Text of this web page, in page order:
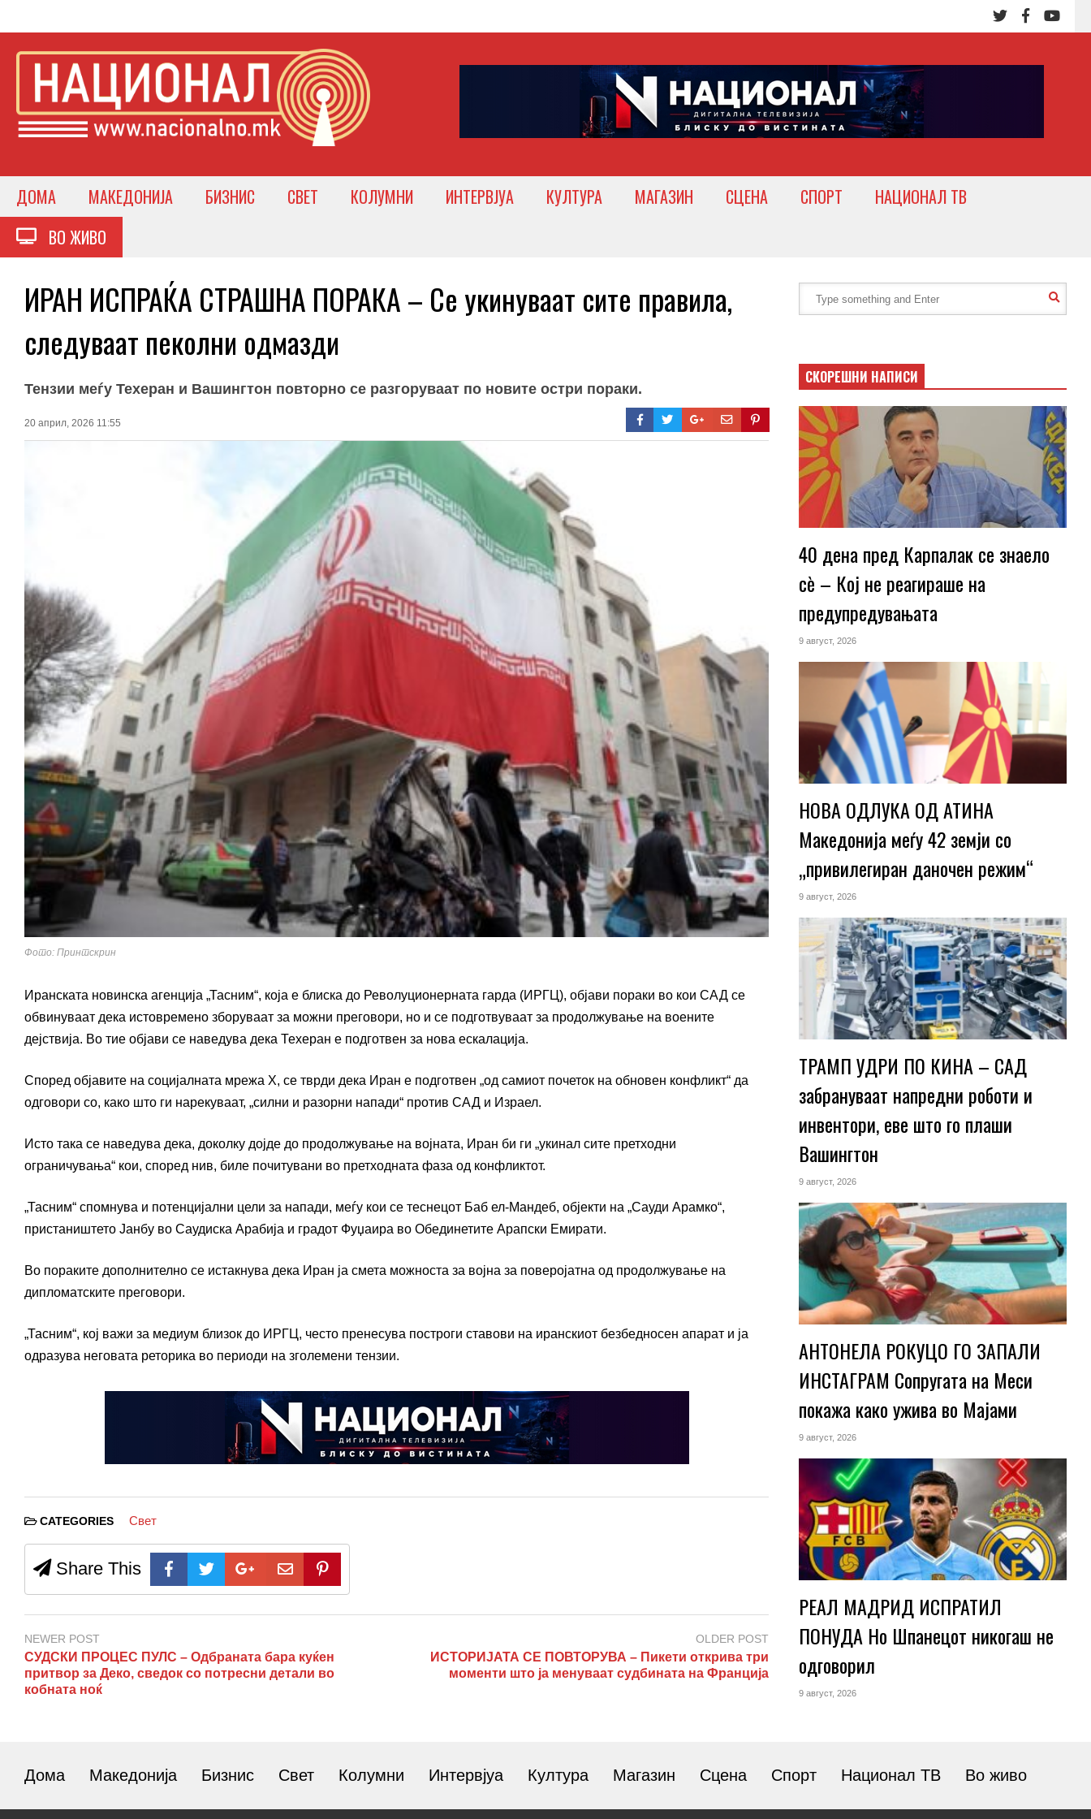
ДОМА МАКЕДОНИЈА БИЗНИС СВЕТ КОЛУМНИ ИНТЕРВЈУА КУЛТУРА МАГАЗИН СЦЕНА СПОРТ
НАЦИОНАЛ ТВ
ВО ЖИВО
ИРАН ИСПРАЌА СТРАШНА ПОРАКА – Се укинуваат сите правила,
следуваат пеколни одмазди
Тензии меѓу Техеран и Вашингтон повторно се разгоруваат по новите остри пораки.
20 април, 2026 11:55
Фото: Принтскрин
Иранската новинска агенција „Тасним“, која е блиска до Револуционерната гарда (ИРГЦ), објави пораки во кои САД се
обвинуваат дека истовремено зборуваат за можни преговори, но и се подготвуваат за продолжување на воените
дејствија. Во тие објави се наведува дека Техеран е подготвен за нова ескалација.
Според објавите на социјалната мрежа X, се тврди дека Иран е подготвен „од самиот почеток на обновен конфликт“ да
одговори со, како што ги нарекуваат, „силни и разорни напади“ против САД и Израел.
Исто така се наведува дека, доколку дојде до продолжување на војната, Иран би ги „укинал сите претходни
ограничувања“ кои, според нив, биле почитувани во претходната фаза од конфликтот.
„Тасним“ спомнува и потенцијални цели за напади, меѓу кои се теснецот Баб ел-Мандеб, објекти на „Сауди Арамко“,
пристаништето Јанбу во Саудиска Арабија и градот Фуџаира во Обединетите Арапски Емирати.
Во пораките дополнително се истакнува дека Иран ја смета можноста за војна за поверојатна од продолжување на
дипломатските преговори.
„Тасним“, кој важи за медиум близок до ИРГЦ, често пренесува построги ставови на иранскиот безбедносен апарат и ја
одразува неговата реторика во периоди на зголемени тензии.
CATEGORIES Свет
Share This
NEWER POST
СУДСКИ ПРОЦЕС ПУЛС – Одбраната бара куќен
притвор за Деко, сведок со потресни детали во
кобната ноќ
OLDER POST
ИСТОРИЈАТА СЕ ПОВТОРУВА – Пикети открива три
моменти што ја менуваат судбината на Франција
СКОРЕШНИ НАПИСИ
40 дена пред Карпалак се знаело
сѐ – Кој не реагираше на
предупредувањата
9 август, 2026
НОВА ОДЛУКА ОД АТИНА
Македонија меѓу 42 земји со
„привилегиран даночен режим“
9 август, 2026
ТРАМП УДРИ ПО КИНА – САД
забрануваат напредни роботи и
инвентори, еве што го плаши
Вашингтон
9 август, 2026
АНТОНЕЛА РОКУЦО ГО ЗАПАЛИ
ИНСТАГРАМ Сопругата на Меси
покажа како ужива во Мајами
9 август, 2026
РЕАЛ МАДРИД ИСПРАТИЛ
ПОНУДА Но Шпанецот никогаш не
одговорил
9 август, 2026
Дома Македонија Бизнис Свет Колумни Интервјуа Култура Магазин Сцена Спорт Национал ТВ Во живо